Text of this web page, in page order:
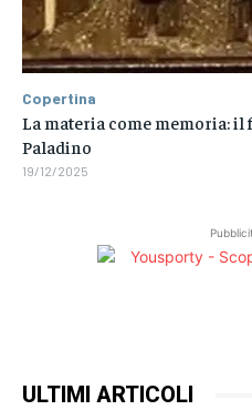
ULTIMI ARTICOLI
Copertina
La materia come memoria:
Paladino
19/12/2025